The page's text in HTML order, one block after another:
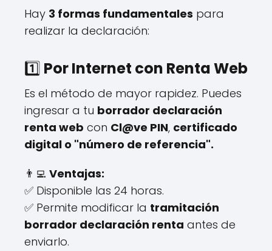
Hay 3 formas fundamentales para
realizar la declaración:
1️⃣ Por Internet con Renta Web
Es el método de mayor rapidez. Puedes
ingresar a tu borrador declaración
renta web con Cl@ve PIN, certificado
digital o "número de referencia".
👨‍💻 Ventajas:
✅ Disponible las 24 horas.
✅ Permite modificar la tramitación
borrador declaración renta antes de
enviarlo.